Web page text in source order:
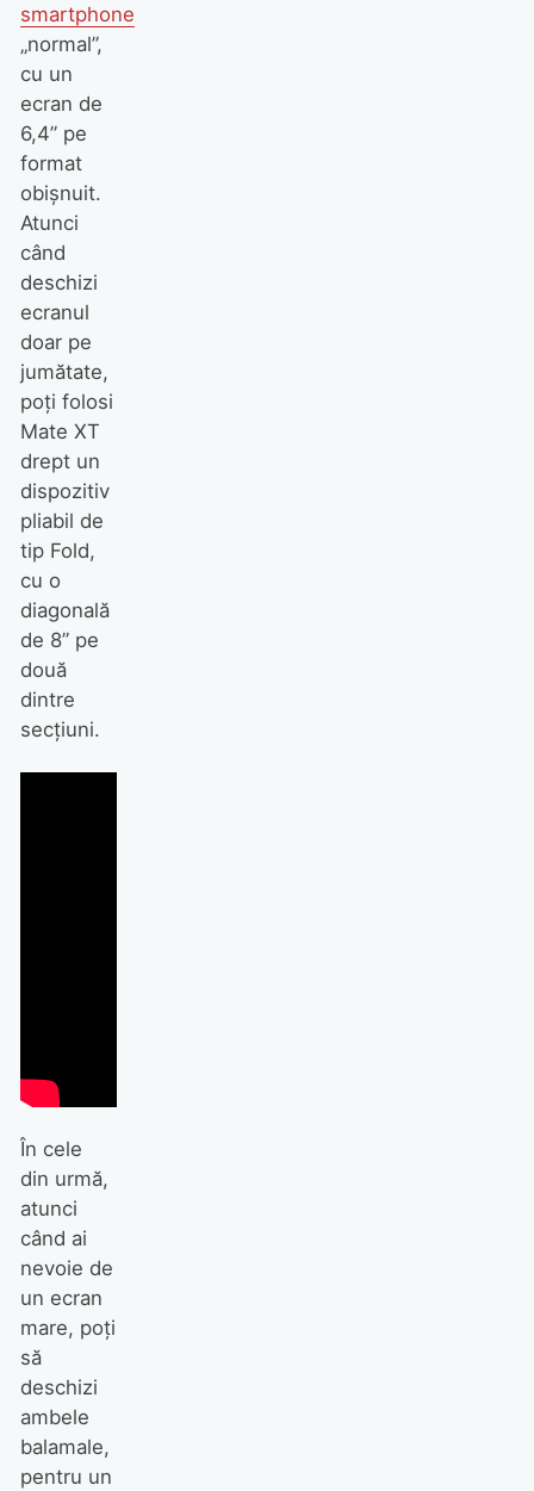
smartphone
„normal”,
cu un
ecran de
6,4” pe
format
obișnuit.
Atunci
când
deschizi
ecranul
doar pe
jumătate,
poți folosi
Mate XT
drept un
dispozitiv
pliabil de
tip Fold,
cu o
diagonală
de 8” pe
două
dintre
secțiuni.
În cele
din urmă,
atunci
când ai
nevoie de
un ecran
mare, poți
să
deschizi
ambele
balamale,
pentru un